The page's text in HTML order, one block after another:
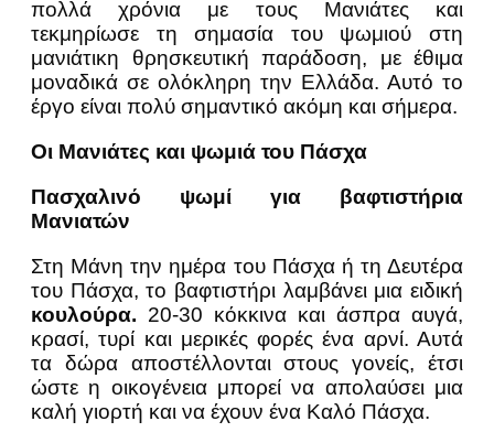
πολλά χρόνια με τους Μανιάτες και
τεκμηρίωσε τη σημασία του ψωμιού στη
μανιάτικη θρησκευτική παράδοση, με έθιμα
μοναδικά σε ολόκληρη την Ελλάδα. Αυτό το
έργο είναι πολύ σημαντικό ακόμη και σήμερα.
Οι Μανιάτες και ψωμιά του Πάσχα
Πασχαλινό ψωμί για βαφτιστήρια
Μανιατών
Στη Μάνη την ημέρα του Πάσχα ή τη Δευτέρα
του Πάσχα, το βαφτιστήρι λαμβάνει μια ειδική
κουλούρα. 20-30 κόκκινα και άσπρα αυγά,
κρασί, τυρί και μερικές φορές ένα αρνί. Αυτά
τα δώρα αποστέλλονται στους γονείς, έτσι
ώστε η οικογένεια μπορεί να απολαύσει μια
καλή γιορτή και να έχουν ένα Καλό Πάσχα.